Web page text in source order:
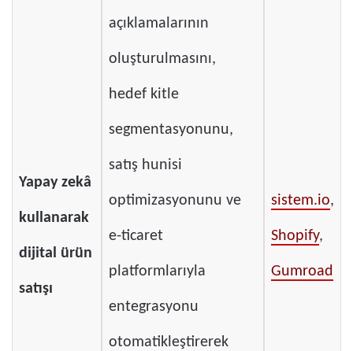
Yapay zekâ
kullanarak
dijital ürün
satışı
açıklamalarının
oluşturulmasını,
hedef kitle
segmentasyonunu,
satış hunisi
optimizasyonunu ve
e-ticaret
platformlarıyla
entegrasyonu
otomatikleştirerek
sistem.io,
Shopify,
Gumroad